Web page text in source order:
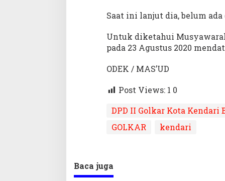
Saat ini lanjut dia, belum
Untuk diketahui
pada 23 Agustus 2020
ODEK / MAS’UD
Post Views: 1 0
DPD II Golkar Kota Kendari
GOLKAR
kendari
Baca juga